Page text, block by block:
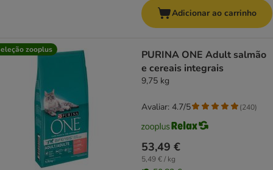
Adicionar ao carrinho
zooplus
PURINA ONE Adult salmão
e cereais integrais
9,75 kg
53,49 €
5,49 € / kg
Avaliar: 4.7/5 (240)